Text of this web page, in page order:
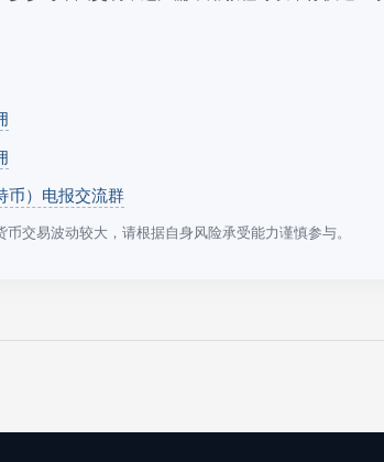
币）电报交流群
币交易波动较大，请根据自身风险承受能力谨慎参与。